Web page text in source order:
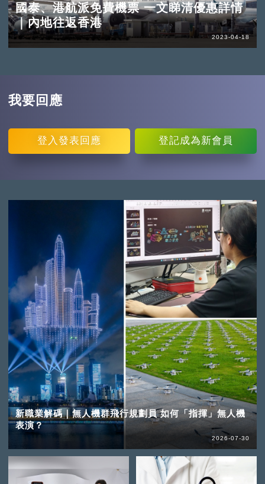
國泰、港航派免費機票 一文睇清優惠詳情
｜內地往返香港
2023-04-18
我要回應
登入 發表回應 登記成為新會員
新職業解碼｜無人機群飛行規劃員 如何「指揮」無人機
表演？
2026-07-30